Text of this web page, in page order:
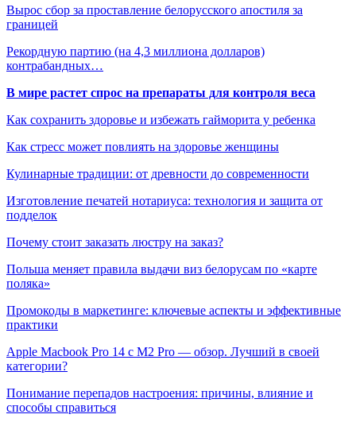
Вырос сбор за проставление белорусского апостиля за
границей
Рекордную партию (на 4,3 миллиона долларов)
контрабандных…
В мире растет спрос на препараты для контроля веса
Как сохранить здоровье и избежать гайморита у ребенка
Как стресс может повлиять на здоровье женщины
Кулинарные традиции: от древности до современности
Изготовление печатей нотариуса: технология и защита от
подделок
Почему стоит заказать люстру на заказ?
Польша меняет правила выдачи виз белорусам по «карте
поляка»
Промокоды в маркетинге: ключевые аспекты и эффективные
практики
Apple Macbook Pro 14 с M2 Pro — обзор. Лучший в своей
категории?
Понимание перепадов настроения: причины, влияние и
способы справиться